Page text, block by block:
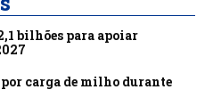
bilhões para apoiar
carga de milho durante